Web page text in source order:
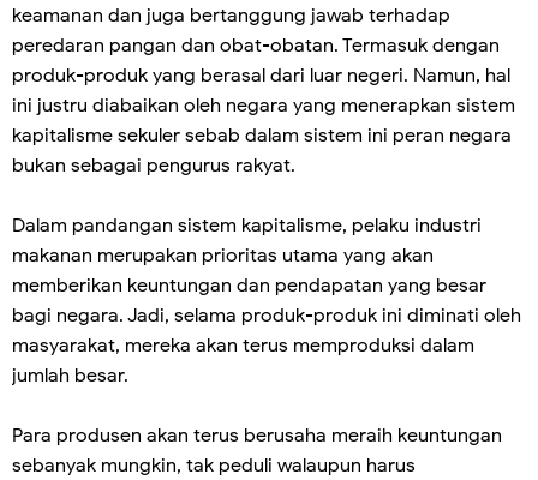
keamanan dan juga bertanggung jawab terhadap
peredaran pangan dan obat-obatan. Termasuk dengan
produk-produk yang berasal dari luar negeri. Namun, hal
ini justru diabaikan oleh negara yang menerapkan sistem
kapitalisme sekuler sebab dalam sistem ini peran negara
bukan sebagai pengurus rakyat.
Dalam pandangan sistem kapitalisme, pelaku industri
makanan merupakan prioritas utama yang akan
memberikan keuntungan dan pendapatan yang besar
bagi negara. Jadi, selama produk-produk ini diminati oleh
masyarakat, mereka akan terus memproduksi dalam
jumlah besar.
Para produsen akan terus berusaha meraih keuntungan
sebanyak mungkin, tak peduli walaupun harus